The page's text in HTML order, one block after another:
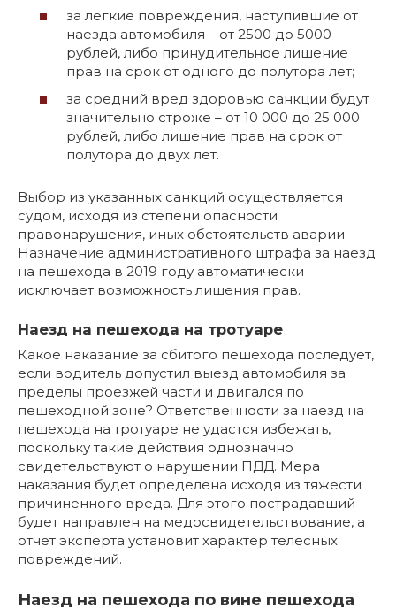
за легкие повреждения, наступившие от
наезда автомобиля – от 2500 до 5000
рублей, либо принудительное лишение
прав на срок от одного до полутора лет;
за средний вред здоровью санкции будут
значительно строже – от 10 000 до 25 000
рублей, либо лишение прав на срок от
полутора до двух лет.
Выбор из указанных санкций осуществляется
судом, исходя из степени опасности
правонарушения, иных обстоятельств аварии.
Назначение административного штрафа за наезд
на пешехода в 2019 году автоматически
исключает возможность лишения прав.
Наезд на пешехода на тротуаре
Какое наказание за сбитого пешехода последует,
если водитель допустил выезд автомобиля за
пределы проезжей части и двигался по
пешеходной зоне? Ответственности за наезд на
пешехода на тротуаре не удастся избежать,
поскольку такие действия однозначно
свидетельствуют о нарушении ПДД. Мера
наказания будет определена исходя из тяжести
причиненного вреда. Для этого пострадавший
будет направлен на медосвидетельствование, а
отчет эксперта установит характер телесных
повреждений.
Наезд на пешехода по вине пешехода